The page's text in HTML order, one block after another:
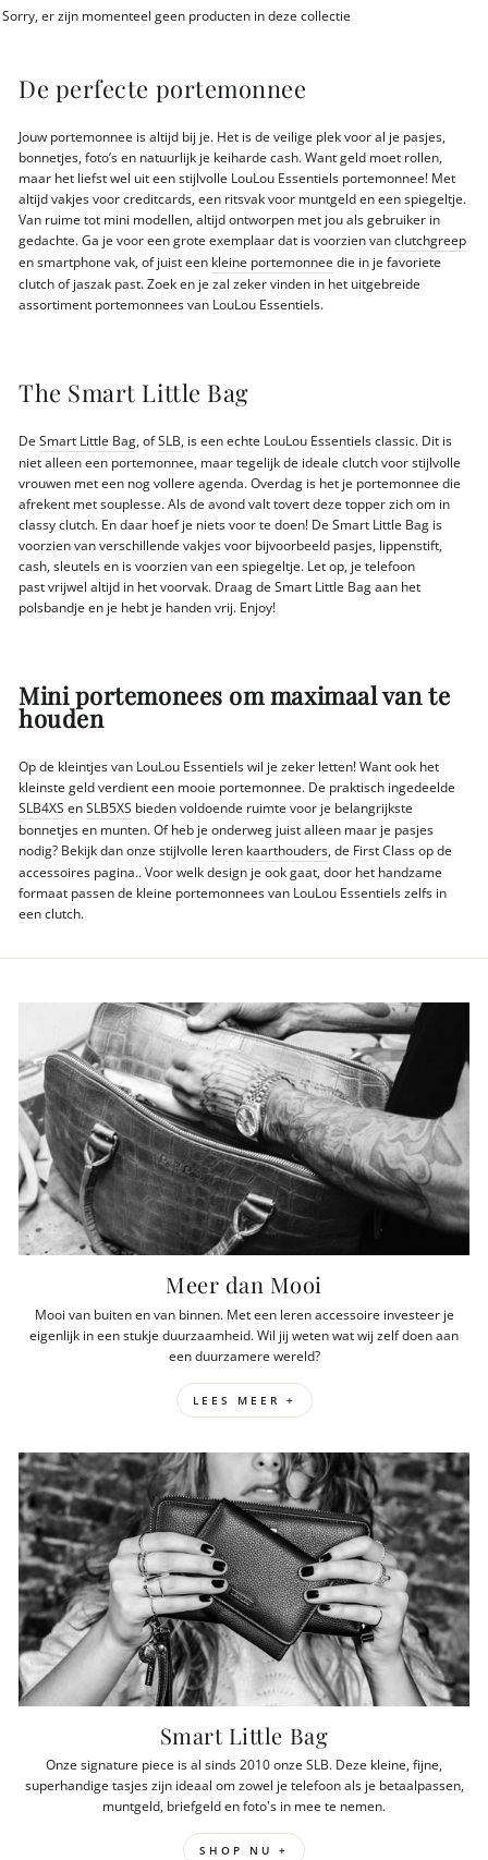
Sorry, er zijn momenteel geen producten in deze collectie
De perfecte portemonnee
Jouw portemonnee is altijd bij je. Het is de veilige plek voor al je pasjes,
bonnetjes, foto’s en natuurlijk je keiharde cash. Want geld moet rollen,
maar het liefst wel uit een stijlvolle LouLou Essentiels portemonnee! Met
altijd vakjes voor creditcards, een ritsvak voor muntgeld en een spiegeltje.
Van ruime tot mini modellen, altijd ontworpen met jou als gebruiker in
gedachte. Ga je voor een grote exemplaar dat is voorzien vanclutchgreep
en smartphone vak, of juist een kleine portemonnee die in je favoriete
clutch of jaszak past. Zoek en je zal zeker vinden in het uitgebreide
assortiment portemonnees van LouLou Essentiels.
The Smart Little Bag
De Smart Little Bag , ofSLB , is een echte LouLou Essentiels classic. Dit is
niet alleen een portemonnee, maar tegelijk de ideale clutch voor stijlvolle
vrouwen met een nog vollere agenda. Overdag is het je portemonnee die
afrekent met souplesse. Als de avond valt tovert deze topper zich om in
classy clutch. En daar hoef je niets voor te doen! De Smart Little Bag is
voorzien van verschillende vakjes voor bijvoorbeeld pasjes, lippenstift,
cash, sleutels en is voorzien van een spiegeltje. Let op, je telefoon
past vrijwel altijd in het voorvak. Draag de Smart Little Bag aan het
polsbandje en je hebt je handen vrij. Enjoy!
Mini portemonees om maximaal van te
houden
Op de kleintjes van LouLou Essentiels wil je zeker letten! Want ook het
kleinste geld verdient een mooie portemonnee. De praktisch ingedeelde
SLB4XS enSLB5XS bieden voldoende ruimte voor je belangrijkste
bonnetjes en munten. Of heb je onderweg juist alleen maar je pasjes
nodig? Bekijk dan onze stijlvolle leren kaarthouders , de First Class op de
accessoires pagina.. Voor welk design je ook gaat, door het handzame
formaat passen de kleine portemonnees van LouLou Essentiels zelfs in
een clutch.
Meer dan Mooi
Mooi van buiten en van binnen. Met een leren accessoire investeer je
eigenlijk in een stukje duurzaamheid. Wil jij weten wat wij zelf doen aan
een duurzamere wereld?
LEES MEER +
Smart Little Bag
Onze signature piece is al sinds 2010 onze SLB. Deze kleine, fijne,
superhandige tasjes zijn ideaal om zowel je telefoon als je betaalpassen,
muntgeld, briefgeld en foto's in mee te nemen.
SHOP NU +